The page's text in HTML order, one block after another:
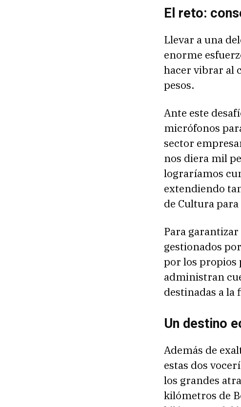
El reto:
Llevar a una
enorme
hacer vibrar al
pesos.
Ante este
micrófonos
sector
nos diera mil
lograríamos
extendiendo
de Cultura
Para
gestionados
por los propios
administran
destinadas a la
Un destino
Además de
estas dos
los grandes
kilómetros de